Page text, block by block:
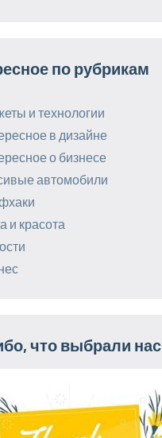
по рубрикам
и технологии
в дизайне
о бизнесе
автомобили
и красота
что выбрали нас